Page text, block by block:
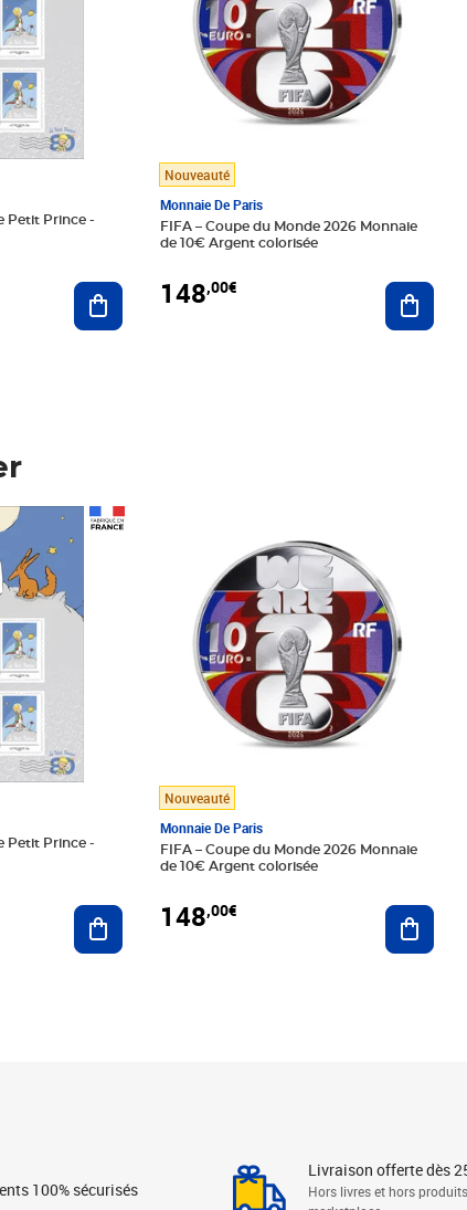
Petit Prince -
Ajouter au panier
Nouveauté
Monnaie De Paris
FIFA – Coupe du Monde 2026 Monnaie
de 10€ Argent colorisée
148,00€
Petit Prince -
Ajouter au panier
Nouveauté
Monnaie De Paris
FIFA – Coupe du Monde 2026 Monnaie
de 10€ Argent colorisée
148,00€
100% sécurisés
Livraison offerte dès
Hors livres et hors produits